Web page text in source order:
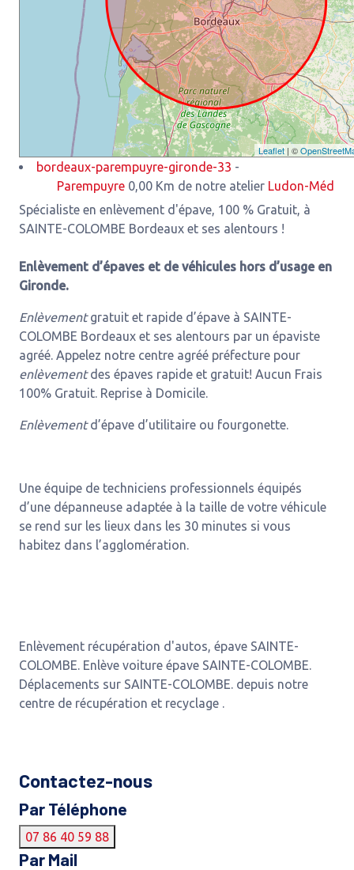
Leaflet | ©
bordeaux-parempuyre-gironde-33 -
Parempuyre0,00 Km de notre atelierLudon-Médoc3,93
Spécialiste en enlèvement d'épave, 100 % Gratuit, à
SAINTE-COLOMBE Bordeaux et ses alentours !
Enlèvement d’épaves et de véhicules hors d’usage en
Gironde.
Enlèvementgratuit et rapide d’épave à SAINTE-
COLOMBE Bordeaux et ses alentours par un épaviste
agréé. Appelez notre centre agréé préfecture pour
enlèvementdes épaves rapide et gratuit! Aucun Frais
100% Gratuit. Reprise à Domicile.
Enlèvementd’épave d’utilitaire ou fourgonette.
Une équipe de techniciens professionnels équipés
d’une dépanneuse adaptée à la taille de votre véhicule
se rend sur les lieux dans les 30 minutes si vous
habitez dans l’agglomération.
Enlèvement récupération d'autos, épave SAINTE-
COLOMBE. Enlève voiture épave SAINTE-COLOMBE.
Déplacements sur SAINTE-COLOMBE. depuis notre
centre de récupération et recyclage .
Contactez-nous
Par Téléphone
07 86 40 59 88
Par Mail